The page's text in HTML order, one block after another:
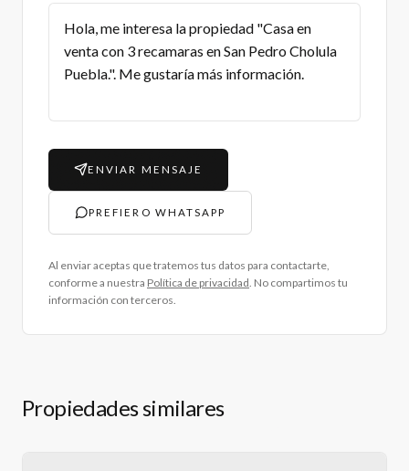
ENVIAR MENSAJE
PREFIERO WHATSAPP
Al enviar aceptas que tratemos tus datos para contactarte,
conforme a nuestra Política de privacidad . No compartimos tu
información con terceros.
Propiedades similares